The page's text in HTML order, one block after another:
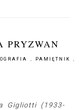
PRYZWAN
, PAMIĘTNIK,
Gigliotti (1933-